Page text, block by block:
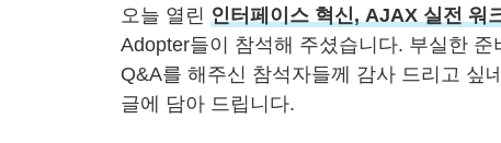
오늘 열린 인터페이스 혁신, AJAX 실전 워
Adopter들이 참석해 주셨습니다. 부실한
Q&A를 해주신 참석자들께 감사 드리고 싶
글에 담아 드립니다.